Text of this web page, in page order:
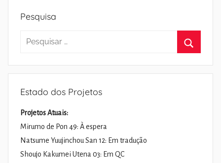
Pesquisa
Pesquisar
Estado dos Projetos
Projetos Atuais:
Mirumo de Pon 49: À espera
Natsume Yuujinchou San 12: Em tradução
Shoujo Kakumei Utena 03: Em QC